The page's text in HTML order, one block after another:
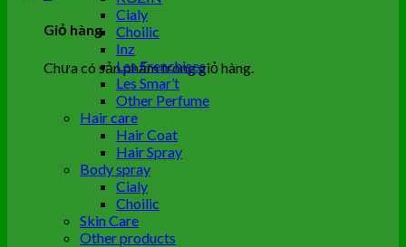
Giỏ hàng
Chưa có sản phẩm trong giỏ hàng.
Cialy
Choilic
Inz
Les Frenchises
Les Smar’t
Other Perfume
Hair care
Hair Coat
Hair Spray
Body spray
Cialy
Choilic
Skin Care
Other products